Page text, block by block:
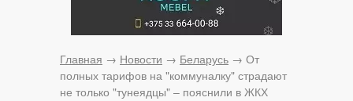
Главная → Новости → Беларусь → От
полных тарифов на "коммуналку" страдают
не только "тунеядцы" – пояснили в ЖКХ